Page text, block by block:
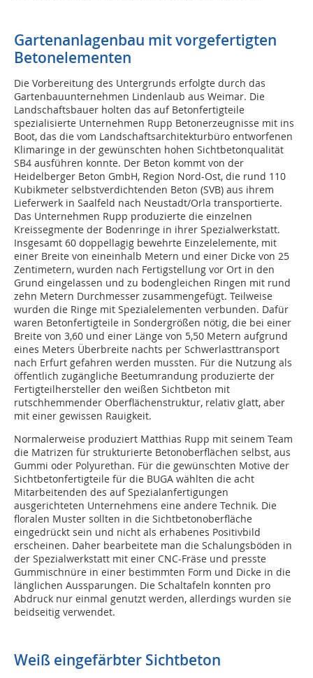
Gartenanlagenbau mit vorgefertigten
Betonelementen
Die Vorbereitung des Untergrunds erfolgte durch das
Gartenbauunternehmen Lindenlaub aus Weimar. Die
Landschaftsbauer holten das auf Betonfertigteile
spezialisierte Unternehmen Rupp Betonerzeugnisse mit ins
Boot, das die vom Landschaftsarchitekturbüro entworfenen
Klimaringe in der gewünschten hohen Sichtbetonqualität
SB4 ausführen konnte. Der Beton kommt von der
Heidelberger Beton GmbH, Region Nord-Ost, die rund 110
Kubikmeter selbstverdichtenden Beton (SVB) aus ihrem
Lieferwerk in Saalfeld nach Neustadt/Orla transportierte.
Das Unternehmen Rupp produzierte die einzelnen
Kreissegmente der Bodenringe in ihrer Spezialwerkstatt.
Insgesamt 60 doppellagig bewehrte Einzelelemente, mit
einer Breite von eineinhalb Metern und einer Dicke von 25
Zentimetern, wurden nach Fertigstellung vor Ort in den
Grund eingelassen und zu bodengleichen Ringen mit rund
zehn Metern Durchmesser zusammengefügt. Teilweise
wurden die Ringe mit Spezialelementen verbunden. Dafür
waren Betonfertigteile in Sondergrößen nötig, die bei einer
Breite von 3,60 und einer Länge von 5,50 Metern aufgrund
eines Meters Überbreite nachts per Schwerlasttransport
nach Erfurt gefahren werden mussten. Für die Nutzung als
öffentlich zugängliche Beetumrandung produzierte der
Fertigteilhersteller den weißen Sichtbeton mit
rutschhemmender Oberflächenstruktur, relativ glatt, aber
mit einer gewissen Rauigkeit.
Normalerweise produziert Matthias Rupp mit seinem Team
die Matrizen für strukturierte Betonoberflächen selbst, aus
Gummi oder Polyurethan. Für die gewünschten Motive der
Sichtbetonfertigteile für die BUGA wählten die acht
Mitarbeitenden des auf Spezialanfertigungen
ausgerichteten Unternehmens eine andere Technik. Die
floralen Muster sollten in die Sichtbetonoberfläche
eingedrückt sein und nicht als erhabenes Positivbild
erscheinen. Daher bearbeitete man die Schalungsböden in
der Spezialwerkstatt mit einer CNC-Fräse und presste
Gummischnüre in einer bestimmten Form und Dicke in die
länglichen Aussparungen. Die Schaltafeln konnten pro
Abdruck nur einmal genutzt werden, allerdings wurden sie
beidseitig verwendet.
Weiß eingefärbter Sichtbeton